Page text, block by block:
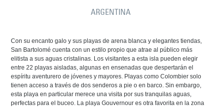
ARGENTINA
Con su encanto galo y sus playas de arena blanca y elegantes tiendas,
San Bartolomé cuenta con un estilo propio que atrae al público más
elitista a sus aguas cristalinas. Los visitantes a esta isla pueden elegir
entre 22 playas aisladas, algunas en ensenadas que despertarán el
espíritu aventurero de jóvenes y mayores. Playas como Colombier solo
tienen acceso a través de dos senderos a pie o en barco. Sin embargo,
esta playa en particular merece una visita por sus tranquilas aguas,
perfectas para el buceo. La playa Gouvernour es otra favorita en la zona